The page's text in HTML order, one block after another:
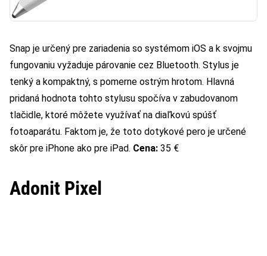
Snap je určený pre zariadenia so systémom iOS a k svojmu
fungovaniu vyžaduje párovanie cez Bluetooth. Stylus je
tenký a kompaktný, s pomerne ostrým hrotom. Hlavná
pridaná hodnota tohto stylusu spočíva v zabudovanom
tlačidle, ktoré môžete využívať na diaľkovú spúšť
fotoaparátu. Faktom je, že toto dotykové pero je určené
skôr pre iPhone ako pre iPad. Cena: 35 €
Adonit Pixel